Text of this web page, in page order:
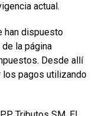
actual.
han dispuesto
la página
Desde allí
los pagos utilizando